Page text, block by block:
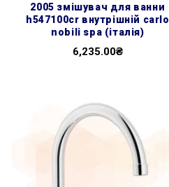
2005 змішувач для ванни
h547100cr внутрішній carlo
nobili spa (італія)
6,235.00₴